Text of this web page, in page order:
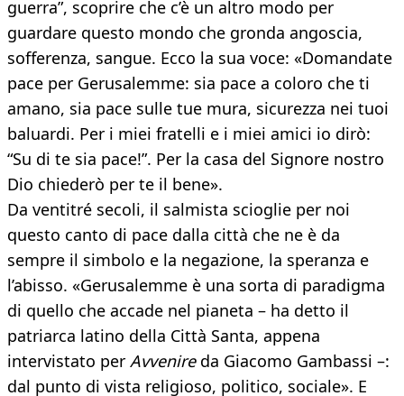
guerra”, scoprire che c’è un altro modo per
guardare questo mondo che gronda angoscia,
sofferenza, sangue. Ecco la sua voce: «Domandate
pace per Gerusalemme: sia pace a coloro che ti
amano, sia pace sulle tue mura, sicurezza nei tuoi
baluardi. Per i miei fratelli e i miei amici io dirò:
“Su di te sia pace!”. Per la casa del Signore nostro
Dio chiederò per te il bene».
Da ventitré secoli, il salmista scioglie per noi
questo canto di pace dalla città che ne è da
sempre il simbolo e la negazione, la speranza e
l’abisso. «Gerusalemme è una sorta di paradigma
di quello che accade nel pianeta – ha detto il
patriarca latino della Città Santa, appena
intervistato per Avvenireda Giacomo Gambassi –:
dal punto di vista religioso, politico, sociale». E